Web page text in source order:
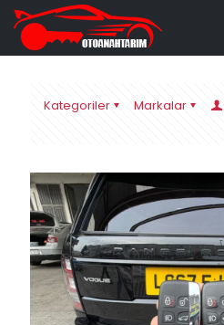
Kategoriler Markalar